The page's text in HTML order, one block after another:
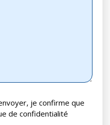
je confirme que
de confidentialité